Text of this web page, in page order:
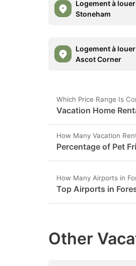
Logement à louer
Stoneham
Logement à louer
Ascot Corner
Which Price Range Is
Vacation Home
How Many Vacation
Percentage of Pet
How Many Airports in
Top Airports in
Other